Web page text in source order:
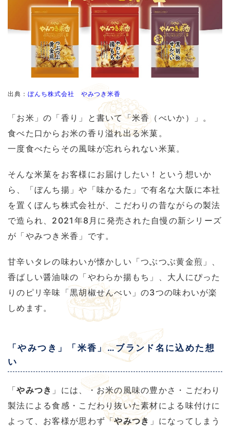
出典： ぼんち株式会社 やみつき米香
「お米」の「香り」と書いて「米香（べいか）」。
食べた口からお米の香り溢れ出る米菓。
一度食べたらその風味が忘れられない米菓。
そんな米菓をお客様にお届けしたい！という想いか
ら、「ぼんち揚」や「味かるた」で有名な大阪に本社
を置くぼんち株式会社が、こだわりの昔ながらの製法
で造られ、2021年8月に発売された自慢の新シリーズ
が「やみつき米香」です。
甘辛いタレの味わいが懐かしい「つぶつぶ黄金煎」、
香ばしい醤油味の「やわらか揚もち」、大人にぴった
りのピリ辛味「黒胡椒せんべい」の3つの味わいが楽
しめます。
「やみつき」「米香」…ブランド名に込めた想
い
「やみつき 」には、・お米の風味の豊かさ・こだわり
製法による食感・こだわり抜いた素材による味付けに
よって、お客様が思わず「やみつき 」になってしまう